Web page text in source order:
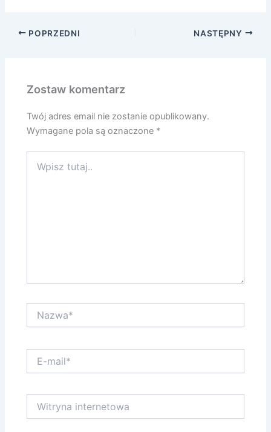
POPRZEDNI NASTĘPNY
Zostaw komentarz
Twój adres email nie zostanie opublikowany.
Wymagane pola są oznaczone *
tutaj..
mail*
internetowa